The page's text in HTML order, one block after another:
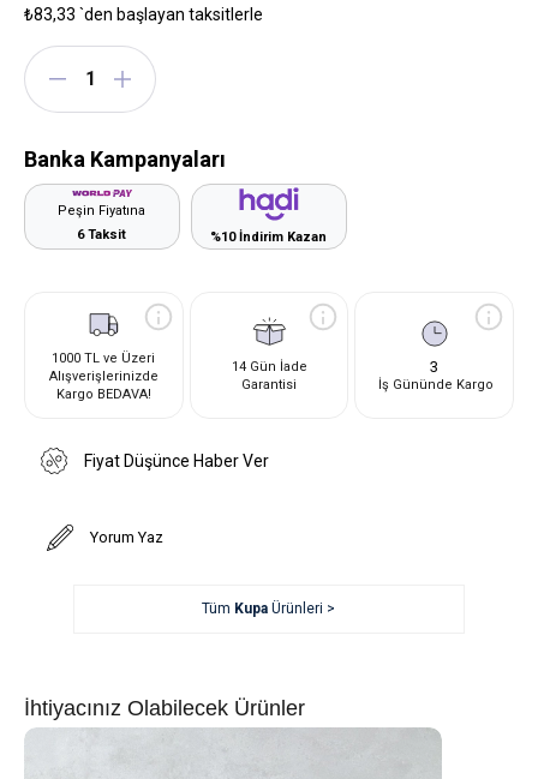
₺83,33 `den başlayan taksitlerle
Banka Kampanyaları
Peşin Fiyatına
6 Taksit
%10 İndirim Kazan
1000 TL ve Üzeri
Alışverişlerinizde
Kargo BEDAVA!
14 Gün İade
Garantisi
3
İş Gününde Kargo
Fiyat Düşünce Haber Ver
Yorum Yaz
Tüm Kupa Ürünleri >
İhtiyacınız Olabilecek Ürünler